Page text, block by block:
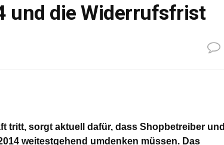
und die Widerrufsfrist
tritt, sorgt aktuell dafür, dass Shopbetreiber und
weitestgehend umdenken müssen. Das